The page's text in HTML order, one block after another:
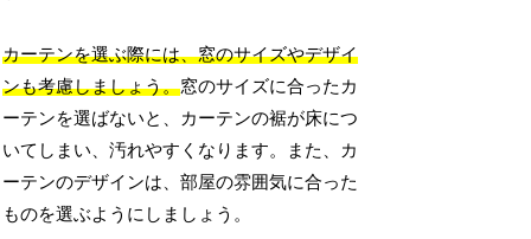
カーテンを選ぶ際には、窓のサイズやデザイ
ンも考慮しましょう。窓のサイズに合ったカ
ーテンを選ばないと、カーテンの裾が床につ
いてしまい、汚れやすくなります。また、カ
ーテンのデザインは、部屋の雰囲気に合った
ものを選ぶようにしましょう。